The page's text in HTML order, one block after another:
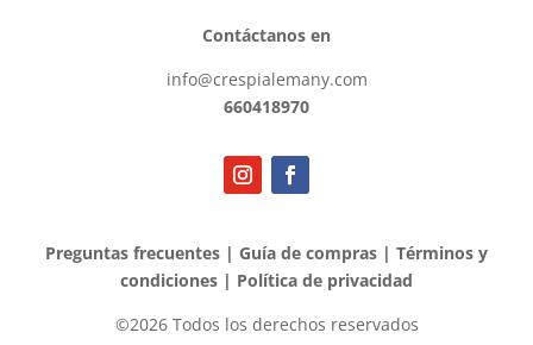
Contáctanos en
info@crespialemany.com
660418970
Preguntas frecuentes | Guía de compras | Términos y
condiciones | Política de privacidad
©2026 Todos los derechos reservados